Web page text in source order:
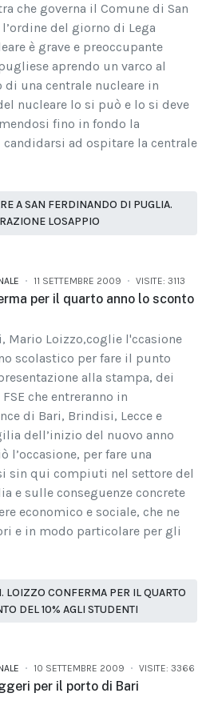
che governa il Comune di San
del giorno di Lega
è grave e preoccupante
aprendo un varco al
una centrale nucleare in
nucleare lo si può e lo si deve
fino in fondo la
ad ospitare la centrale
A SAN FERDINANDO DI PUGLIA.
LOSAPPIO
11 SETTEMBRE 2009 VISITE: 3113
per il quarto anno lo sconto
Mario Loizzo,coglie l'ccasione
scolastico per fare il punto
alla stampa, dei
che entreranno in
di Bari, Brindisi, Lecce e
dell’inizio del nuovo anno
l’occasione, per fare una
sin qui compiuti nel settore del
e sulle conseguenze concrete
economico e sociale, che ne
e in modo particolare per gli
LOIZZO CONFERMA PER IL QUARTO
DEL 10% AGLI STUDENTI
10 SETTEMBRE 2009 VISITE: 3366
per il porto di Bari